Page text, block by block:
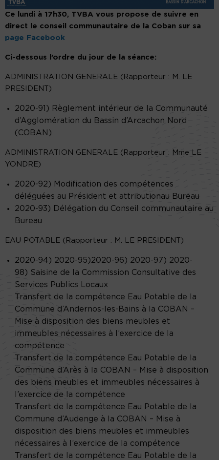
Ce lundi à 17h30, TVBA vous propose de suivre en
direct le conseil communautaire de la Coban sur sa
page Facebook
Ci-dessous l’ordre du jour de la séance:
ADMINISTRATION GENERALE (Rapporteur : M. LE
PRESIDENT)
2020-91) Règlement intérieur de la Communauté
d’Agglomération du Bassin d’Arcachon Nord
(COBAN)
ADMINISTRATION GENERALE (Rapporteur : Mme LE
YONDRE)
2020-92) Modification des compétences
déléguées au Président et attributionau Bureau
2020-93) Délégation du Conseil communautaire au
Bureau
EAU POTABLE (Rapporteur : M. LE PRESIDENT)
2020-94) 2020-95)2020-96) 2020-97) 2020-
98) Saisine de la Commission Consultative des
Services Publics Locaux
Transfert de la compétence Eau Potable de la
Commune d’Andernos-les-Bains à la COBAN –
Mise à disposition des biens meubles et
immeubles nécessaires à l’exercice de la
compétence
Transfert de la compétence Eau Potable de la
Commune d’Arès à la COBAN – Mise à disposition
des biens meubles et immeubles nécessaires à
l’exercice de la compétence
Transfert de la compétence Eau Potable de la
Commune d’Audenge à la COBAN – Mise à
disposition des biens meubles et immeubles
nécessaires à l’exercice de la compétence
Transfert de la compétence Eau Potable de la